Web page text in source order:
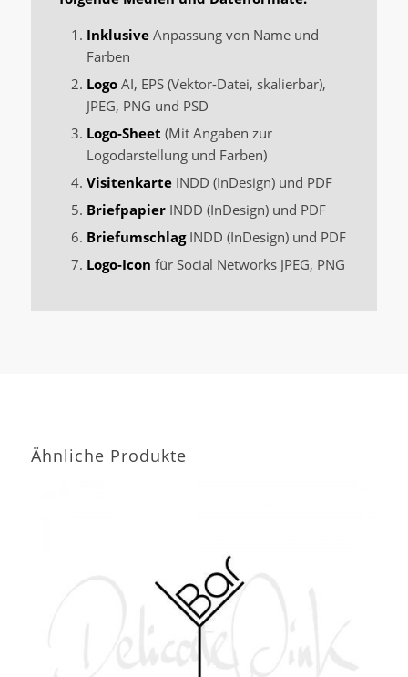
InklusiveAnpassung von Name und
Farben
LogoAI, EPS (Vektor-Datei, skalierbar),
JPEG, PNG und PSD
Logo-Sheet (Mit Angaben zur
Logodarstellung und Farben)
VisitenkarteINDD (InDesign) und PDF
BriefpapierINDD (InDesign) und PDF
BriefumschlagINDD (InDesign) und PDF
Logo-Icon für Social Networks JPEG, PNG
Ähnliche Produkte